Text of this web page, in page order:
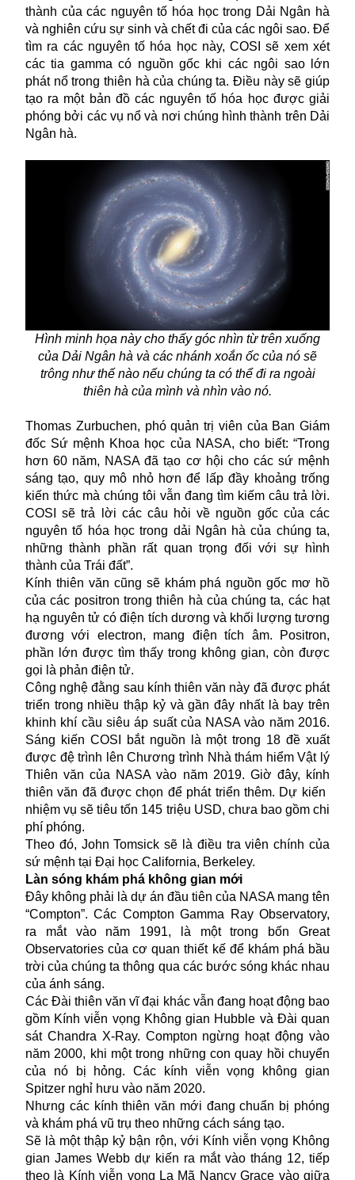
thành của các nguyên tố hóa học trong Dải Ngân hà
và nghiên cứu sự sinh và chết đi của các ngôi sao. Để
tìm ra các nguyên tố hóa học này, COSI sẽ xem xét
các tia gamma có nguồn gốc khi các ngôi sao lớn
phát nổ trong thiên hà của chúng ta. Điều này sẽ giúp
tạo ra một bản đồ các nguyên tố hóa học được giải
phóng bởi các vụ nổ và nơi chúng hình thành trên Dải
Ngân hà.
Hình minh họa này cho thấy góc nhìn từ trên xuống
của Dải Ngân hà và các nhánh xoắn ốc của nó sẽ
trông như thế nào nếu chúng ta có thể đi ra ngoài
thiên hà của mình và nhìn vào nó.
Thomas Zurbuchen, phó quản trị viên của Ban Giám
đốc Sứ mệnh Khoa học của NASA, cho biết: “Trong
hơn 60 năm, NASA đã tạo cơ hội cho các sứ mệnh
sáng tạo, quy mô nhỏ hơn để lấp đầy khoảng trống
kiến thức mà chúng tôi vẫn đang tìm kiếm câu trả lời.
COSI sẽ trả lời các câu hỏi về nguồn gốc của các
nguyên tố hóa học trong dải Ngân hà của chúng ta,
những thành phần rất quan trọng đối với sự hình
thành của Trái đất”.
Kính thiên văn cũng sẽ khám phá nguồn gốc mơ hồ
của các positron trong thiên hà của chúng ta, các hạt
hạ nguyên tử có điện tích dương và khối lượng tương
đương với electron, mang điện tích âm. Positron,
phần lớn được tìm thấy trong không gian, còn được
gọi là phản điện tử.
Công nghệ đằng sau kính thiên văn này đã được phát
triển trong nhiều thập kỷ và gần đây nhất là bay trên
khinh khí cầu siêu áp suất của NASA vào năm 2016.
Sáng kiến COSI bắt nguồn là một trong 18 đề xuất
được đệ trình lên Chương trình Nhà thám hiểm Vật lý
Thiên văn của NASA vào năm 2019. Giờ đây, kính
thiên văn đã được chọn để phát triển thêm. Dự kiến
nhiệm vụ sẽ tiêu tốn 145 triệu USD, chưa bao gồm chi
phí phóng.
Theo đó, John Tomsick sẽ là điều tra viên chính của
sứ mệnh tại Đại học California, Berkeley.
Làn sóng khám phá không gian mới
Đây không phải là dự án đầu tiên của NASA mang tên
“Compton”. Các Compton Gamma Ray Observatory,
ra mắt vào năm 1991, là một trong bốn Great
Observatories của cơ quan thiết kế để khám phá bầu
trời của chúng ta thông qua các bước sóng khác nhau
của ánh sáng.
Các Đài thiên văn vĩ đại khác vẫn đang hoạt động bao
gồm Kính viễn vọng Không gian Hubble và Đài quan
sát Chandra X-Ray. Compton ngừng hoạt động vào
năm 2000, khi một trong những con quay hồi chuyển
của nó bị hỏng. Các kính viễn vọng không gian
Spitzer nghỉ hưu vào năm 2020.
Nhưng các kính thiên văn mới đang chuẩn bị phóng
và khám phá vũ trụ theo những cách sáng tạo.
Sẽ là một thập kỷ bận rộn, với Kính viễn vọng Không
gian James Webb dự kiến ra mắt vào tháng 12, tiếp
theo là Kính viễn vọng La Mã Nancy Grace vào giữa